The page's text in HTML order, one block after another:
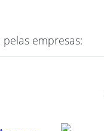
empresas: